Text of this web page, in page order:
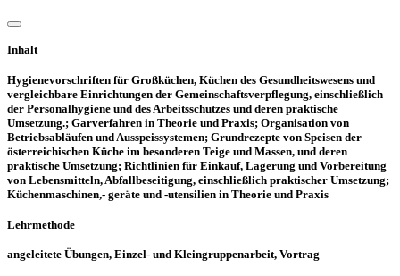
Inhalt
Hygienevorschriften für Großküchen, Küchen des Gesundheitswesens und
vergleichbare Einrichtungen der Gemeinschaftsverpflegung, einschließlich
der Personalhygiene und des Arbeitsschutzes und deren praktische
Umsetzung.; Garverfahren in Theorie und Praxis; Organisation von
Betriebsabläufen und Ausspeissystemen; Grundrezepte von Speisen der
österreichischen Küche im besonderen Teige und Massen, und deren
praktische Umsetzung; Richtlinien für Einkauf, Lagerung und Vorbereitung
von Lebensmitteln, Abfallbeseitigung, einschließlich praktischer Umsetzung;
Küchenmaschinen,- geräte und -utensilien in Theorie und Praxis
Lehrmethode
angeleitete Übungen, Einzel- und Kleingruppenarbeit, Vortrag